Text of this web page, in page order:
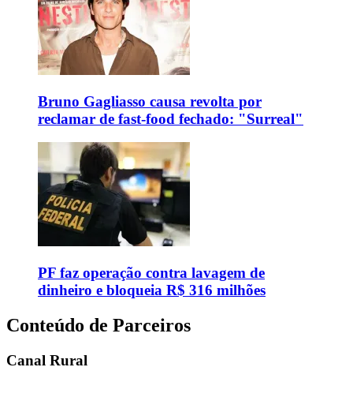
Bruno Gagliasso causa revolta por
reclamar de fast-food fechado: "Surreal"
PF faz operação contra lavagem de
dinheiro e bloqueia R$ 316 milhões
Conteúdo de Parceiros
Canal Rural